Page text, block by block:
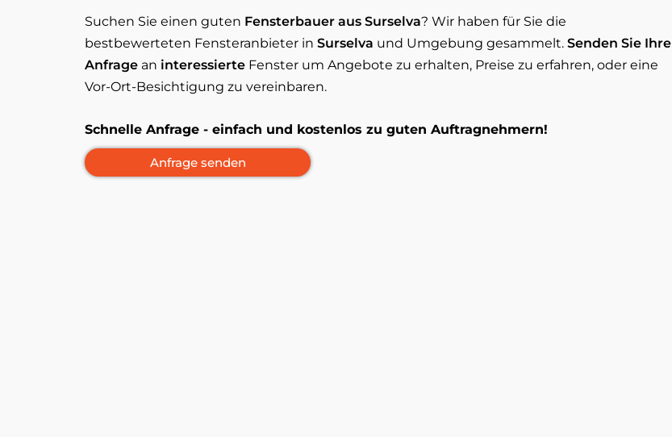
Suchen Sie einen guten Fensterbauer aus Surselva? Wir haben für Sie die
bestbewerteten Fensteranbieter inSurselva und Umgebung gesammelt.Senden Sie Ihre
Anfrage an interessierte Fenster um Angebote zu erhalten, Preise zu erfahren, oder eine
Vor-Ort-Besichtigung zu vereinbaren.
Schnelle Anfrage - einfach und kostenlos zu guten Auftragnehmern!